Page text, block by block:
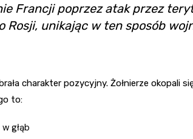
Francji poprzez atak przez
Rosji, unikając w ten sposób
charakter pozycyjny. Żołnierze okopali
to:
głąb